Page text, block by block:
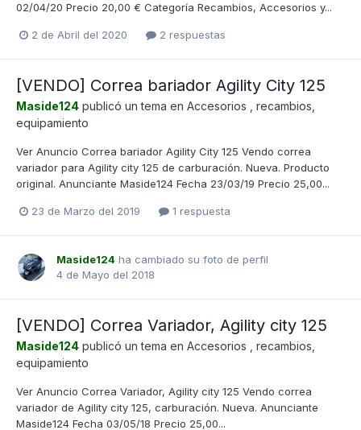
02/04/20 Precio 20,00 € Categoría Recambios, Accesorios y...
2 de Abril del 2020 2 respuestas
[VENDO] Correa bariador Agility City 125
Maside124 publicó un tema en Accesorios , recambios,
equipamiento
Ver Anuncio Correa bariador Agility City 125 Vendo correa
variador para Agility city 125 de carburación. Nueva. Producto
original. Anunciante Maside124 Fecha 23/03/19 Precio 25,00...
23 de Marzo del 2019 1 respuesta
Maside124 ha cambiado su foto de perfil
4 de Mayo del 2018
[VENDO] Correa Variador, Agility city 125
Maside124 publicó un tema en Accesorios , recambios,
equipamiento
Ver Anuncio Correa Variador, Agility city 125 Vendo correa
variador de Agility city 125, carburación. Nueva. Anunciante
Maside124 Fecha 03/05/18 Precio 25,00...